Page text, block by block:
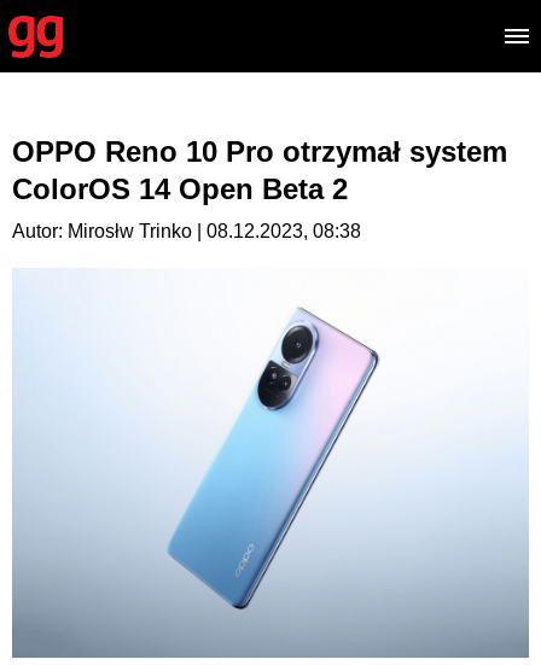
OPPO Reno 10 Pro otrzymał system
ColorOS 14 Open Beta 2
Autor: Mirosłw Trinko | 08.12.2023, 08:38